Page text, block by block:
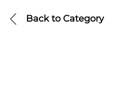
Back toCategory